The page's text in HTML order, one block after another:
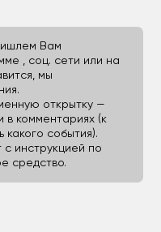
Вам
, соц. сети или на
мы
открытку —
в комментариях (к
какого события).
с инструкцией по
средство.